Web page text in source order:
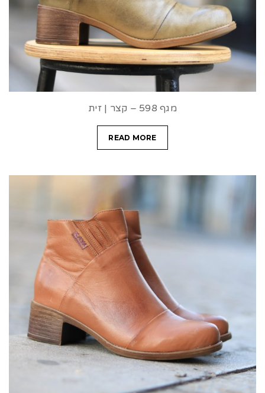
מגף 598 – קצר | זית
READ MORE